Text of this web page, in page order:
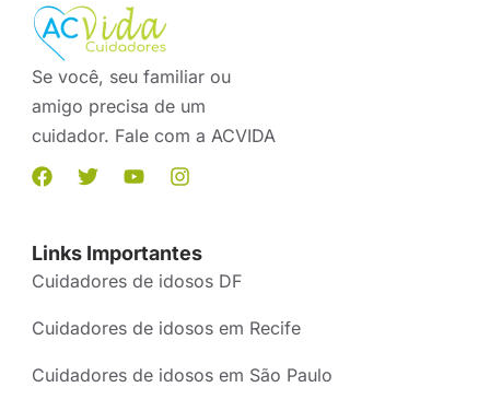
Se você, seu familiar ou
amigo precisa de um
cuidador. Fale com a ACVIDA
Links Importantes
Cuidadores de idosos DF
Cuidadores de idosos em Recife
Cuidadores de idosos em São Paulo